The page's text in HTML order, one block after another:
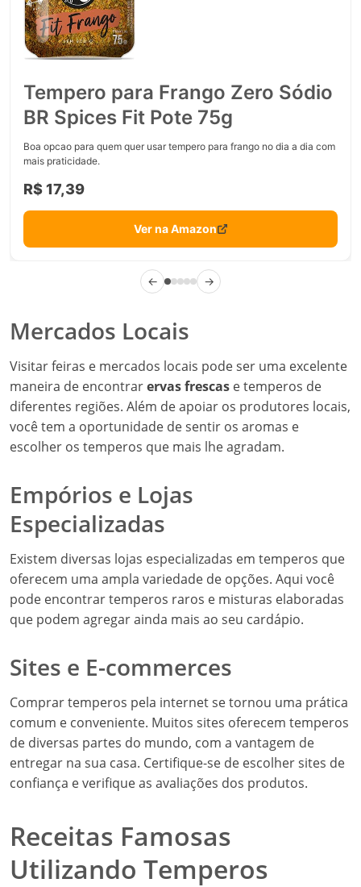
Tempero para Frango Zero Sódio
BR Spices Fit Pote 75g
Boa opcao para quem quer usar tempero para frango no dia a dia com
mais praticidade.
R$ 17,39
Ver na Amazon
← →
Mercados Locais
Visitar feiras e mercados locais pode ser uma excelente
maneira de encontrarervas frescas e temperos de
diferentes regiões. Além de apoiar os produtores locais,
você tem a oportunidade de sentir os aromas e
escolher os temperos que mais lhe agradam.
Empórios e Lojas
Especializadas
Existem diversas lojas especializadas em temperos que
oferecem uma ampla variedade de opções. Aqui você
pode encontrar temperos raros e misturas elaboradas
que podem agregar ainda mais ao seu cardápio.
Sites e E-commerces
Comprar temperos pela internet se tornou uma prática
comum e conveniente. Muitos sites oferecem temperos
de diversas partes do mundo, com a vantagem de
entregar na sua casa. Certifique-se de escolher sites de
confiança e verifique as avaliações dos produtos.
Receitas Famosas
Utilizando Temperos